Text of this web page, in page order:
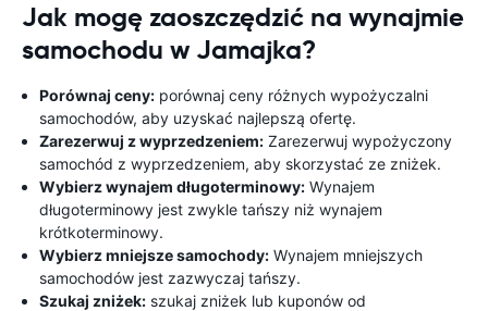
Jak mogę zaoszczędzić na wynajmie
samochodu w Jamajka?
Porównaj ceny: porównaj ceny różnych wypożyczalni
samochodów, aby uzyskać najlepszą ofertę.
Zarezerwuj z wyprzedzeniem: Zarezerwuj wypożyczony
samochód z wyprzedzeniem, aby skorzystać ze zniżek.
Wybierz wynajem długoterminowy: Wynajem
długoterminowy jest zwykle tańszy niż wynajem
krótkoterminowy.
Wybierz mniejsze samochody: Wynajem mniejszych
samochodów jest zazwyczaj tańszy.
Szukaj zniżek: szukaj zniżek lub kuponów od